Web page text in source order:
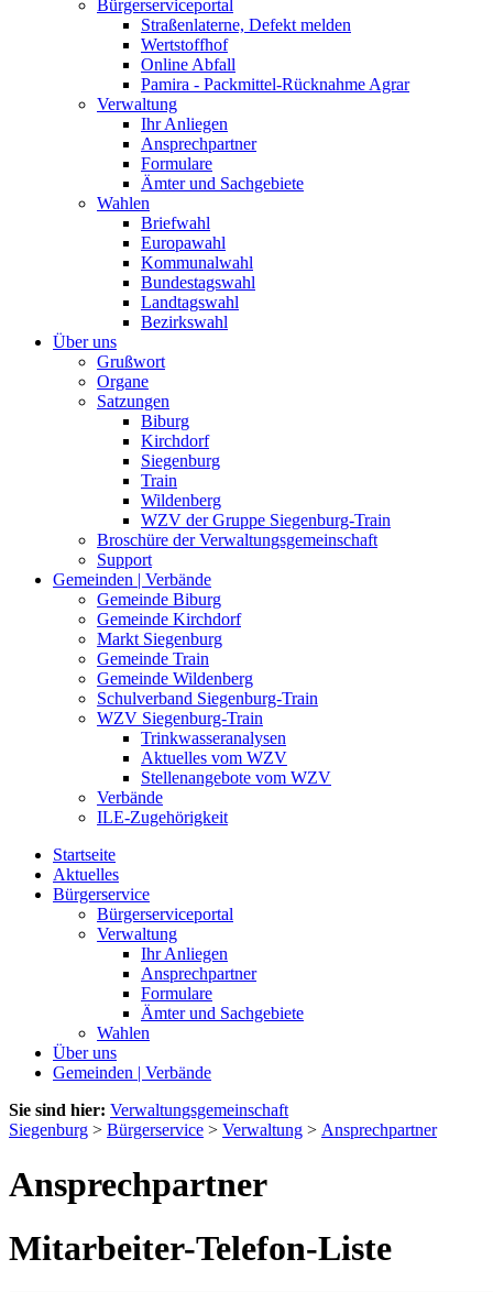
Bürgerserviceportal
Straßenlaterne, Defekt melden
Wertstoffhof
Online Abfall
Pamira - Packmittel-Rücknahme Agrar
Verwaltung
Ihr Anliegen
Ansprechpartner
Formulare
Ämter und Sachgebiete
Wahlen
Briefwahl
Europawahl
Kommunalwahl
Bundestagswahl
Landtagswahl
Bezirkswahl
Über uns
Grußwort
Organe
Satzungen
Biburg
Kirchdorf
Siegenburg
Train
Wildenberg
WZV der Gruppe Siegenburg-Train
Broschüre der Verwaltungsgemeinschaft
Support
Gemeinden | Verbände
Gemeinde Biburg
Gemeinde Kirchdorf
Markt Siegenburg
Gemeinde Train
Gemeinde Wildenberg
Schulverband Siegenburg-Train
WZV Siegenburg-Train
Trinkwasseranalysen
Aktuelles vom WZV
Stellenangebote vom WZV
Verbände
ILE-Zugehörigkeit
Startseite
Aktuelles
Bürgerservice
Bürgerserviceportal
Verwaltung
Ihr Anliegen
Ansprechpartner
Formulare
Ämter und Sachgebiete
Wahlen
Über uns
Gemeinden | Verbände
Sie sind hier: Verwaltungsgemeinschaft
Siegenburg > Bürgerservice > Verwaltung > Ansprechpartner
Ansprechpartner
Mitarbeiter-Telefon-Liste